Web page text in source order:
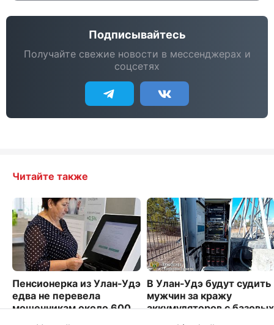
Подписывайтесь
Получайте свежие новости в мессенджерах и
соцсетях
Читайте также
Пенсионерка из Улан-Удэ
едва не перевела
мошенникам около 600
В Улан-Удэ будут судить
мужчин за кражу
аккумуляторов с базовых